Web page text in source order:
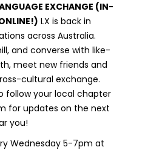
EXCHANGE (IN-
LX is back in
across Australia.
and converse with like-
meet new friends and
cultural exchange.
follow your local chapter
for updates on the next
you!
Wednesday 5-7pm at